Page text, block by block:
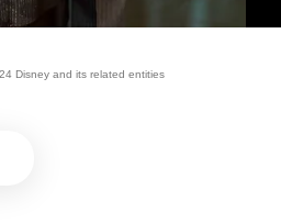
Disney and its related entities